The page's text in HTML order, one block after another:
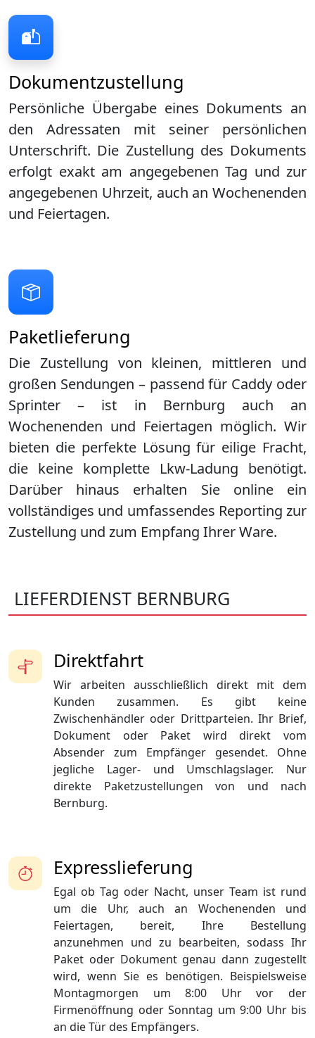
Dokumentzustellung
Persönliche Übergabe eines Dokuments an
den Adressaten mit seiner persönlichen
Unterschrift. Die Zustellung des Dokuments
erfolgt exakt am angegebenen Tag und zur
angegebenen Uhrzeit, auch an Wochenenden
und Feiertagen.
Paketlieferung
Die Zustellung von kleinen, mittleren und
großen Sendungen – passend für Caddy oder
Sprinter – ist in Bernburg auch an
Wochenenden und Feiertagen möglich. Wir
bieten die perfekte Lösung für eilige Fracht,
die keine komplette Lkw-Ladung benötigt.
Darüber hinaus erhalten Sie online ein
vollständiges und umfassendes Reporting zur
Zustellung und zum Empfang Ihrer Ware.
LIEFERDIENST BERNBURG
Direktfahrt
Wir arbeiten ausschließlich direkt mit dem
Kunden zusammen. Es gibt keine
Zwischenhändler oder Drittparteien. Ihr Brief,
Dokument oder Paket wird direkt vom
Absender zum Empfänger gesendet. Ohne
jegliche Lager- und Umschlagslager. Nur
direkte Paketzustellungen von und nach
Bernburg.
Expresslieferung
Egal ob Tag oder Nacht, unser Team ist rund
um die Uhr, auch an Wochenenden und
Feiertagen, bereit, Ihre Bestellung
anzunehmen und zu bearbeiten, sodass Ihr
Paket oder Dokument genau dann zugestellt
wird, wenn Sie es benötigen. Beispielsweise
Montagmorgen um 8:00 Uhr vor der
Firmenöffnung oder Sonntag um 9:00 Uhr bis
an die Tür des Empfängers.